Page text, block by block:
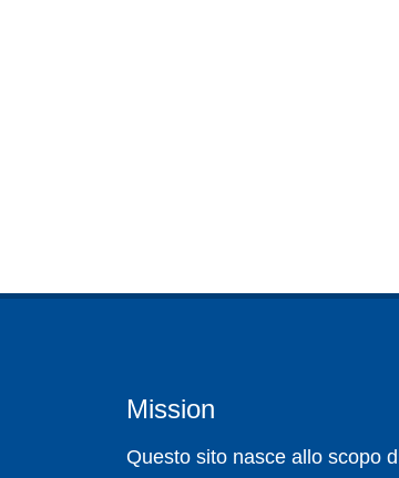
Mission
Questo sito nasce allo scopo